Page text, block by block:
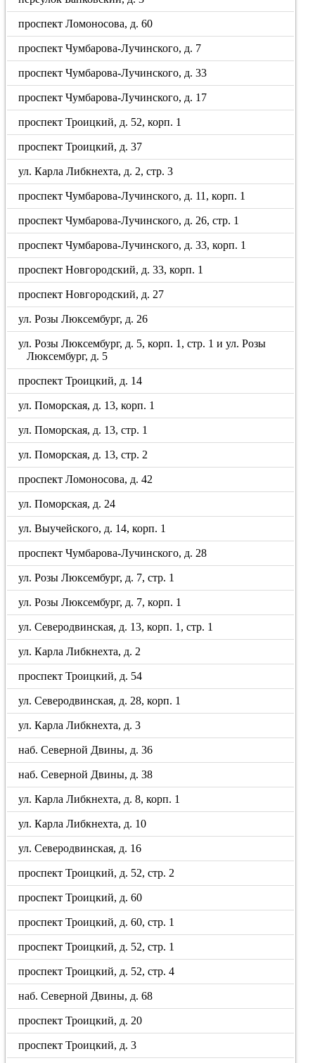
проспект Ломоносова, д. 60
проспект Чумбарова-Лучинского, д. 7
проспект Чумбарова-Лучинского, д. 33
проспект Чумбарова-Лучинского, д. 17
проспект Троицкий, д. 52, корп. 1
проспект Троицкий, д. 37
ул. Карла Либкнехта, д. 2, стр. 3
проспект Чумбарова-Лучинского, д. 11, корп. 1
проспект Чумбарова-Лучинского, д. 26, стр. 1
проспект Чумбарова-Лучинского, д. 33, корп. 1
проспект Новгородский, д. 33, корп. 1
проспект Новгородский, д. 27
ул. Розы Люксембург, д. 26
ул. Розы Люксембург, д. 5, корп. 1, стр. 1 и ул. Розы
Люксембург, д. 5
проспект Троицкий, д. 14
ул. Поморская, д. 13, корп. 1
ул. Поморская, д. 13, стр. 1
ул. Поморская, д. 13, стр. 2
проспект Ломоносова, д. 42
ул. Поморская, д. 24
ул. Выучейского, д. 14, корп. 1
проспект Чумбарова-Лучинского, д. 28
ул. Розы Люксембург, д. 7, стр. 1
ул. Розы Люксембург, д. 7, корп. 1
ул. Северодвинская, д. 13, корп. 1, стр. 1
ул. Карла Либкнехта, д. 2
проспект Троицкий, д. 54
ул. Северодвинская, д. 28, корп. 1
ул. Карла Либкнехта, д. 3
наб. Северной Двины, д. 36
наб. Северной Двины, д. 38
ул. Карла Либкнехта, д. 8, корп. 1
ул. Карла Либкнехта, д. 10
ул. Северодвинская, д. 16
проспект Троицкий, д. 52, стр. 2
проспект Троицкий, д. 60
проспект Троицкий, д. 60, стр. 1
проспект Троицкий, д. 52, стр. 1
проспект Троицкий, д. 52, стр. 4
наб. Северной Двины, д. 68
проспект Троицкий, д. 20
проспект Троицкий, д. 3